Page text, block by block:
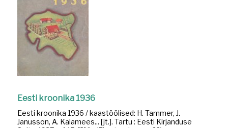
Eesti kroonika 1936
Eesti kroonika 1936 / kaastöölised: H. Tammer, J.
Janusson, A. Kalamees... [jt.]. Tartu : Eesti Kirjanduse